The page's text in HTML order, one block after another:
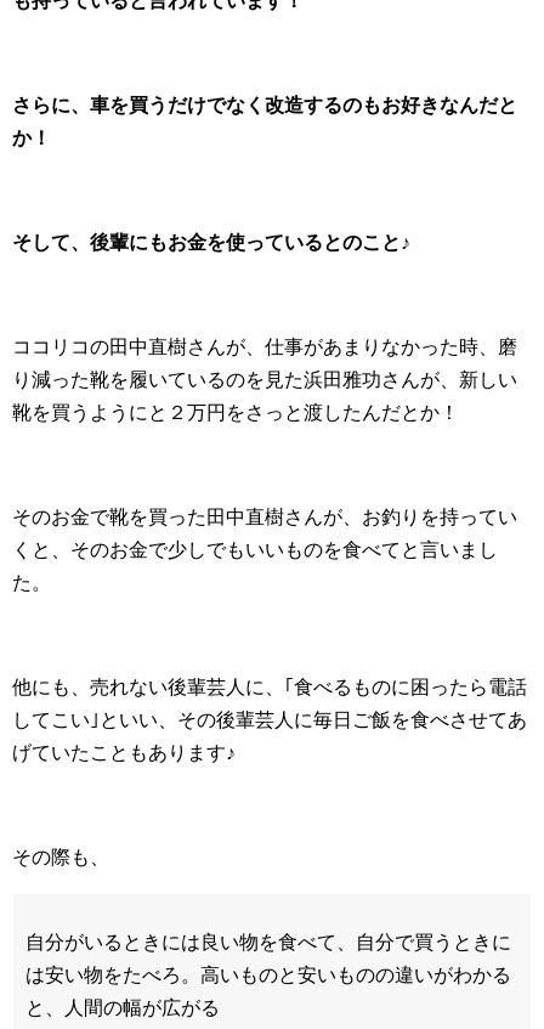
さらに、車を買うだけでなく改造するのもお好きなんだと
か！
そして、後輩にもお金を使っているとのこと♪
ココリコの田中直樹さんが、仕事があまりなかった時、磨
り減った靴を履いているのを見た浜田雅功さんが、新しい
靴を買うようにと２万円をさっと渡したんだとか！
そのお金で靴を買った田中直樹さんが、お釣りを持ってい
くと、そのお金で少しでもいいものを食べてと言いまし
た。
他にも、売れない後輩芸人に、｢食べるものに困ったら電話
してこい｣といい、その後輩芸人に毎日ご飯を食べさせてあ
げていたこともあります♪
その際も、
自分がいるときには良い物を食べて、自分で買うときに
は安い物をたべろ。高いものと安いものの違いがわかる
と、人間の幅が広がる